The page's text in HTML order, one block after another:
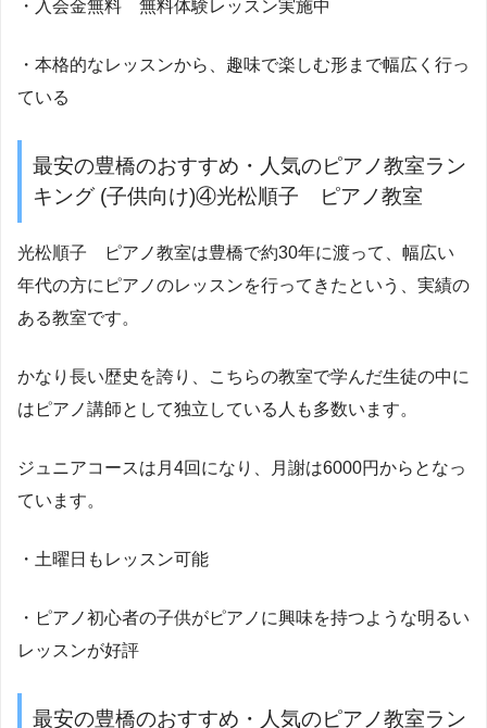
・入会金無料 無料体験レッスン実施中
・本格的なレッスンから、趣味で楽しむ形まで幅広く行っ
ている
最安の豊橋のおすすめ・人気のピアノ教室ラン
キング (子供向け)④光松順子 ピアノ教室
光松順子 ピアノ教室は豊橋で約30年に渡って、幅広い
年代の方にピアノのレッスンを行ってきたという、実績の
ある教室です。
かなり長い歴史を誇り、こちらの教室で学んだ生徒の中に
はピアノ講師として独立している人も多数います。
ジュニアコースは月4回になり、月謝は6000円からとなっ
ています。
・土曜日もレッスン可能
・ピアノ初心者の子供がピアノに興味を持つような明るい
レッスンが好評
最安の豊橋のおすすめ・人気のピアノ教室ラン